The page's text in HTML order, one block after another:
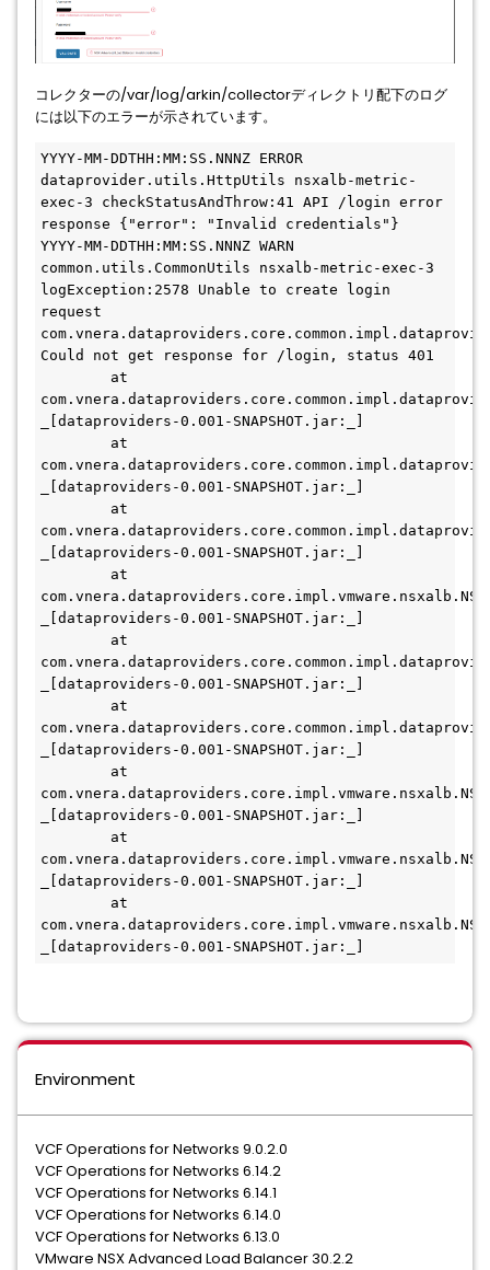
コレクターの/var/log/arkin/collectorディレクトリ配下のログ
には以下のエラーが示されています。
YYYY-MM-DDTHH:MM:SS.NNNZ ERROR
dataprovider.utils.HttpUtils nsxalb-metric-
exec-3 checkStatusAndThrow:41 API /login error
response {"error": "Invalid credentials"}
YYYY-MM-DDTHH:MM:SS.NNNZ WARN
common.utils.CommonUtils nsxalb-metric-exec-3
logException:2578 Unable to create login
request
Could not get response for /login, status 401
at
_[dataproviders-0.001-SNAPSHOT.jar:_]
at
_[dataproviders-0.001-SNAPSHOT.jar:_]
at
_[dataproviders-0.001-SNAPSHOT.jar:_]
at
_[dataproviders-0.001-SNAPSHOT.jar:_]
at
_[dataproviders-0.001-SNAPSHOT.jar:_]
at
_[dataproviders-0.001-SNAPSHOT.jar:_]
at
_[dataproviders-0.001-SNAPSHOT.jar:_]
at
_[dataproviders-0.001-SNAPSHOT.jar:_]
at
_[dataproviders-0.001-SNAPSHOT.jar:_]
Environment
VCF Operations for Networks 9.0.2.0
VCF Operations for Networks 6.14.2
VCF Operations for Networks 6.14.1
VCF Operations for Networks 6.14.0
VCF Operations for Networks 6.13.0
VMware NSX Advanced Load Balancer 30.2.2